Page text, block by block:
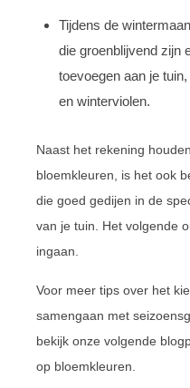
Tijdens de
die groenblijvend zijn
toevoegen aan je
en winterviolen.
Naast het rekening
bloemkleuren, is het ook
die goed gedijen in de
van je tuin. Het volgende
ingaan.
Voor meer tips over het
samengaan met
bekijk onze volgende
op bloemkleuren.